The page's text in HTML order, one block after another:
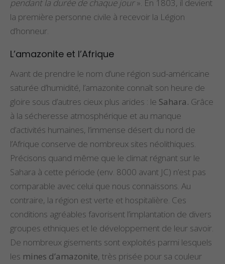
pendant la durée de chaque jour». En 1803, il devient
la première personne civile à recevoir la Légion
d’honneur.
L’amazonite et l’Afrique
Avant de prendre le nom d’une région sud-américaine
saturée d’humidité, l’amazonite connaît son heure de
gloire sous d’autres cieux plus arides : le Sahara. Grâce
à la sécheresse atmosphérique et au manque
d’activités humaines, l’immense désert du nord de
l’Afrique conserve de nombreux sites néolithiques.
Précisons quand même que le climat régnant sur le
Sahara à cette période (env. 8000 avant JC) n’est pas
comparable avec celui que nous connaissons. Au
contraire, la région est verte et hospitalière. Ces
conditions agréables favorisent l’implantation de divers
groupes ethniques et le développement de leur savoir.
De nombreux gisements sont exploités parmi lesquels
les mines d’amazonite, très prisée pour sa couleur